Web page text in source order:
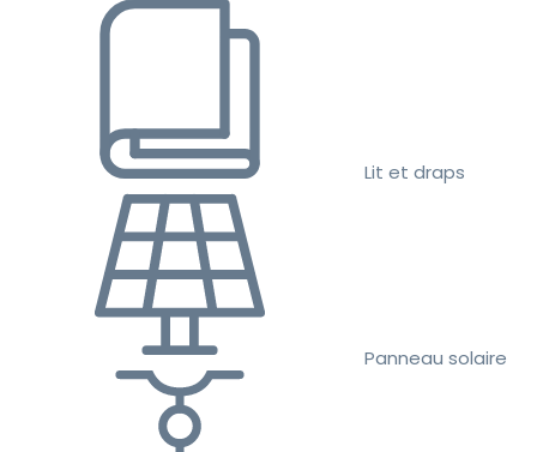
Lit et draps
Panneau solaire